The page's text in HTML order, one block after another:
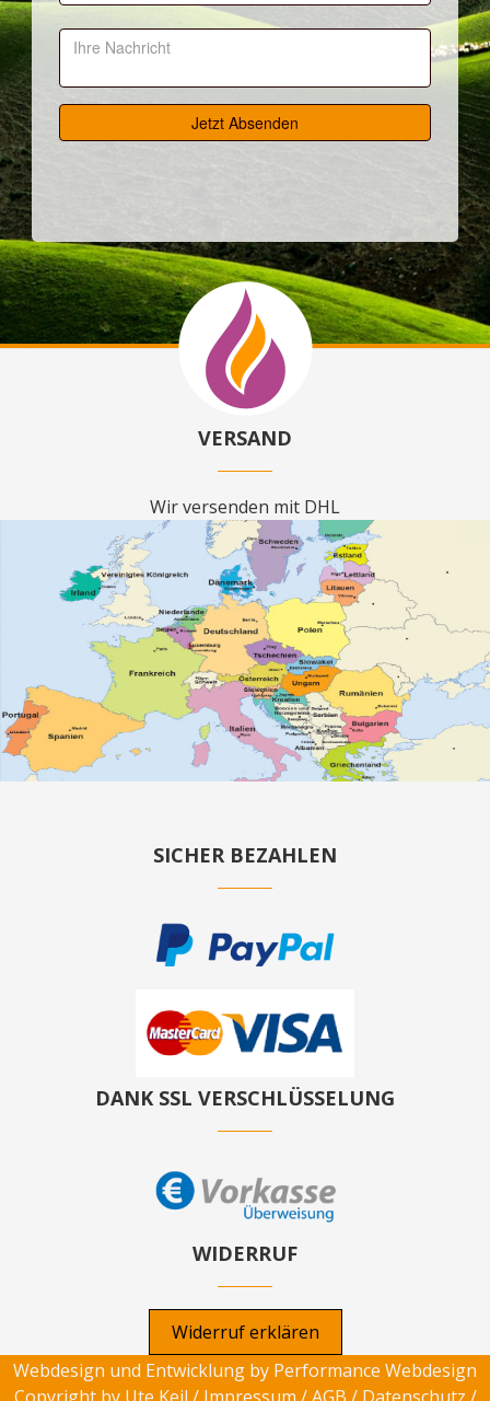
VERSAND
Wir versenden mit DHL
SICHER BEZAHLEN
DANK SSL VERSCHLÜSSELUNG
WIDERRUF
Widerruf erklären
Webdesign und Entwicklung by Performance Webdesign